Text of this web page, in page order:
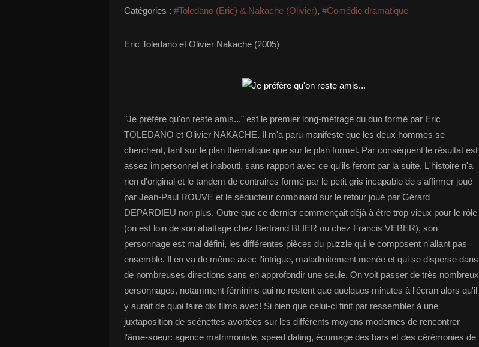
Catégories : #Toledano (Eric) & Nakache (Olivier), #Comédie dramatique
Eric Toledano et Olivier Nakache (2005)
"Je préfère qu'on reste amis..." est le premier long-métrage du duo formé par Eric
TOLEDANO et Olivier NAKACHE. Il m'a paru manifeste que les deux hommes se
cherchent, tant sur le plan thématique que sur le plan formel. Par conséquent le résultat est
assez impersonnel et inabouti, sans rapport avec ce qu'ils feront par la suite. L'histoire n'a
rien d'original et le tandem de contraires formé par le petit gris incapable de s'affirmer joué
par Jean-Paul ROUVE et le séducteur combinard sur le retour joué par Gérard
DEPARDIEU non plus. Outre que ce dernier commençait déjà à être trop vieux pour le rôle
(on est loin de son abattage chez Bertrand BLIER ou chez Francis VEBER), son
personnage est mal défini, les différentes pièces du puzzle qui le composent n'allant pas
ensemble. Il en va de même avec l'intrigue, maladroitement menée et qui se disperse dans
de nombreuses directions sans en approfondir une seule. On voit passer de très nombreux
personnages, notamment féminins qui ne restent que quelques minutes à l'écran alors qu'il
y aurait de quoi faire dix films avec! Si bien que celui-ci finit par ressembler à une
juxtaposition de scénettes avortées sur les différents moyens modernes de rencontrer
l'âme-soeur: agence matrimoniale, speed dating, écumage des bars et des cérémonies de